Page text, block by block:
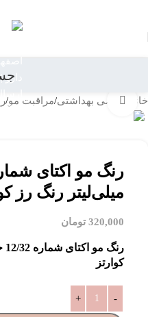
خانه آرایشی بهداشتی/مراقبت مو/ بزرگنمایی تصویر
میلی‌لیتر رنگ رز
320,000 تومان
کوارتز